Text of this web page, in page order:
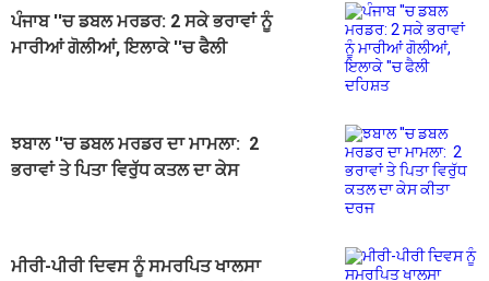
ਪੰਜਾਬ ''ਚ ਡਬਲ ਮਰਡਰ: 2 ਸਕੇ ਭਰਾਵਾਂ ਨੂੰ
ਮਾਰੀਆਂ ਗੋਲੀਆਂ, ਇਲਾਕੇ ''ਚ ਫੈਲੀ
ਝਬਾਲ ''ਚ ਡਬਲ ਮਰਡਰ ਦਾ ਮਾਮਲਾ: 2
ਭਰਾਵਾਂ ਤੇ ਪਿਤਾ ਵਿਰੁੱਧ ਕਤਲ ਦਾ ਕੇਸ
ਮੀਰੀ-ਪੀਰੀ ਦਿਵਸ ਨੂੰ ਸਮਰਪਿਤ ਖਾਲਸਾ